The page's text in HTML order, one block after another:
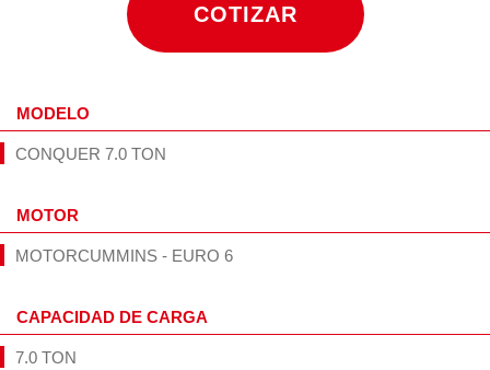
COTIZAR
MODELO
CONQUER 7.0 TON
MOTOR
MOTORCUMMINS - EURO 6
CAPACIDAD DE CARGA
7.0 TON